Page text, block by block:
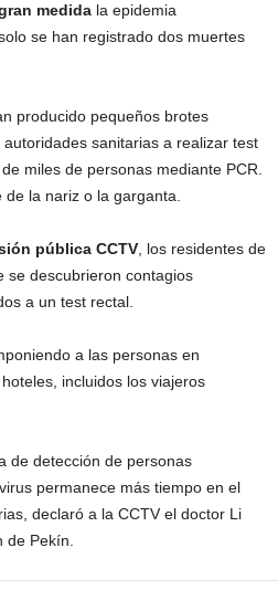
medida la epidemia
se han registrado dos muertes
producido pequeños brotes
sanitarias a realizar test
miles de personas mediante PCR.
la nariz o la garganta.
pública CCTV , los residentes de
se descubrieron contagios
a un test rectal.
a las personas en
incluidos los viajeros
de detección de personas
permanece más tiempo en el
declaró a la CCTV el doctor Li
de Pekín.